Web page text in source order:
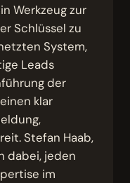
Werkzeug zur
Schlüssel zu
System,
Leads
der
klar
Stefan Haab,
dabei, jeden
im